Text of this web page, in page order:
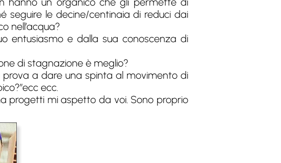
seguire le decine/centinaia di reduci dai
nell’acqua?
entusiasmo e dalla sua conoscenza di
di stagnazione è meglio?
a dare una spinta al movimento di
ecc.
progetti mi aspetto da voi. Sono proprio